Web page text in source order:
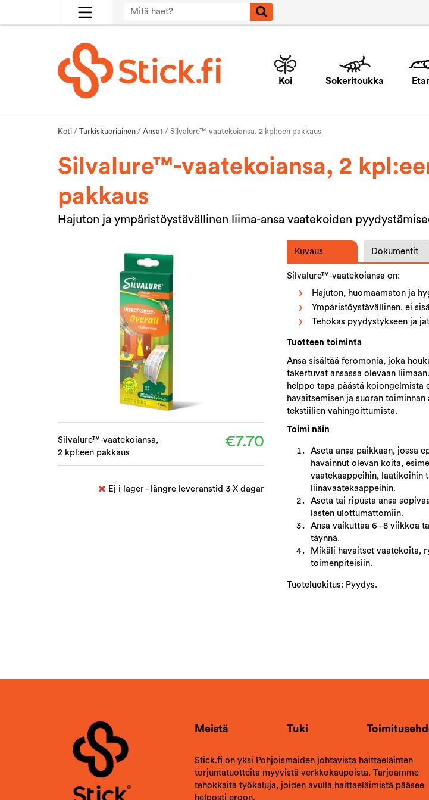
Koi Sokeritoukka
Koti / Turkiskuoriainen / Ansat / Silvalure™-vaatekoiansa, 2 kpl:een pakkaus
Silvalure™-vaatekoiansa, 2
pakkaus
Hajuton ja ympäristöystävällinen liima-ansa vaatekoiden
Silvalure™-vaatekoiansa,
2 kpl:een pakkaus
€7.70
Ej i lager - längre leveranstid 3-X dagar
Kuvaus Dokumentit
Silvalure™-vaatekoiansa on:
Hajuton, huomaamaton ja
Ympäristöystävällinen, ei
Tehokas pyydystykseen ja
Tuotteen toiminta
Ansa sisältää feromonia, joka
takertuvat ansassa olevaan
helppo tapa päästä koiongelmista
havaitsemisen ja suoran toiminnan
tekstiilien vahingoittumista.
Toimi näin
Aseta ansa paikkaan, jossa
havainnut olevan koita,
vaatekaappeihin, laatikoihin
liinavaatekaappeihin.
Aseta tai ripusta ansa
lasten ulottumattomiin.
Ansa vaikuttaa 6–8 viikkoa
täynnä.
Mikäli havaitset vaatekoita,
toimenpiteisiin.
Tuoteluokitus: Pyydys.
Meistä Tuki
Stick.fi on yksi Pohjoismaiden johtavista haittaeläinten
torjuntatuotteita myyvistä verkkokaupoista. Tarjoamme
tehokkaita työkaluja, joiden avulla haittaeläimistä pääsee
helposti eroon.